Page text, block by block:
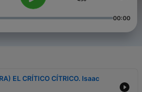
00:00
EL CRÍTICO CÍTRICO. Isaac